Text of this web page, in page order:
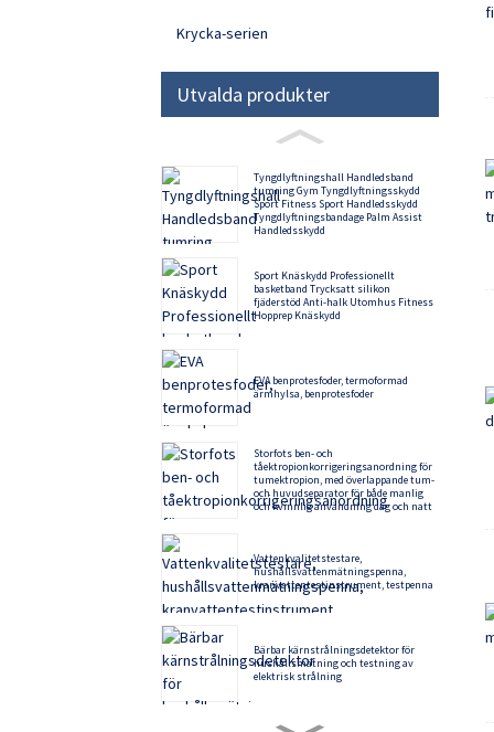
Krycka-serien
Utvalda produkter
Tyngdlyftningshall Handledsband
tumring Gym Tyngdlyftningsskydd
Sport Fitness Sport Handledsskydd
Tyngdlyftningsbandage Palm Assist
Handledsskydd
Sport Knäskydd Professionellt
basketband Trycksatt silikon
fjäderstöd Anti-halk Utomhus Fitness
Hopprep Knäskydd
EVA benprotesfoder, termoformad
ärmhylsa, benprotesfoder
Storfots ben- och
tåektropionkorrigeringsanordning för
tumektropion, med överlappande tum-
och huvudseparator för både manlig
och kvinnlig användning dag och natt
Vattenkvalitetstestare,
hushållsvattenmätningspenna,
kranvattentestinstrument, testpenna
Bärbar kärnstrålningsdetektor för
hushållsmätning och testning av
elektrisk strålning